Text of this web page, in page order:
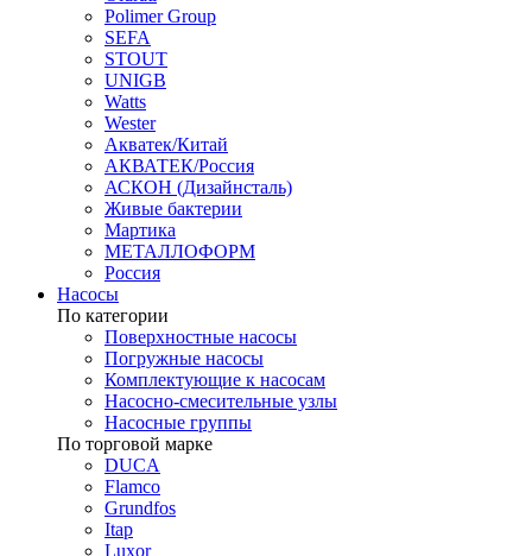
Polimer Group
SEFA
STOUT
UNIGB
Watts
Wester
Акватек/Китай
АКВАТЕК/Россия
АСКОН (Дизайнсталь)
Живые бактерии
Мартика
МЕТАЛЛОФОРМ
Россия
Насосы
По категории
Поверхностные насосы
Погружные насосы
Комплектующие к насосам
Насосно-смесительные узлы
Насосные группы
По торговой марке
DUCA
Flamco
Grundfos
Itap
Luxor